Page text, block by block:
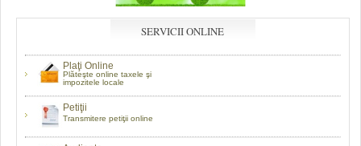
SERVICII ONLINE
Plaţi Online
Plăteşte online taxele şi
impozitele locale
Petiţii
Transmitere petiţii online